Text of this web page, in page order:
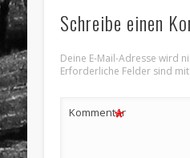
Schreibe einen
Deine E-Mail-Adresse wird
Erforderliche Felder sind mit
Kommentar
*